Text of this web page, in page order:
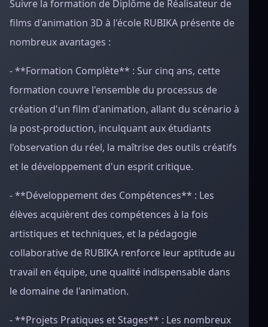
Suivre la formation de Diplôme de Réalisateur de
films d'animation 3D à l'école RUBIKA présente de
nombreux avantages :
- **Formation Complète** : Sur cinq ans, cette
formation couvre l'ensemble du processus de
création d'un film d'animation, allant du scénario à
la post-production, inculquant aux étudiants
l'observation du réel, la maîtrise des outils créatifs
et le développement d'un esprit critique.
- **Développement des Compétences** : Les
élèves acquièrent des compétences à la fois
artistiques et techniques, et la pédagogie
collaborative de RUBIKA renforce leur aptitude au
travail en équipe, une qualité indispensable dans
le domaine de l'animation.
- **Projets Pratiques et Stages** : Les nombreux